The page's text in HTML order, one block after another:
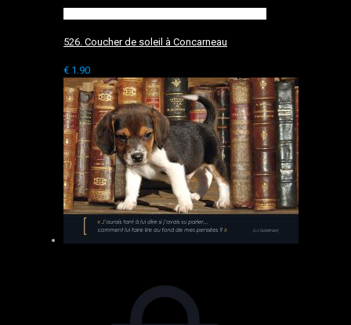
526. Coucher de soleil à Concarneau
€ 1.90